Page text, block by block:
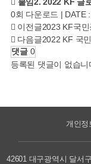
0회 다운로드 | DATE
이전글2023 KF국
다음글2022 KF 국
댓글0
등록된 댓글이 없습니
개인정
42601 대구광역시 달서